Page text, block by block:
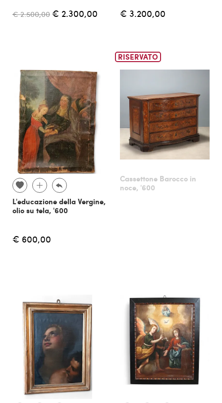
€ 2.500,00 € 2.300,00 € 3.200,00
L'educazione della Vergine,
olio su tela, '600
€ 600,00
RISERVATO
Cassettone Barocco in
noce, '600